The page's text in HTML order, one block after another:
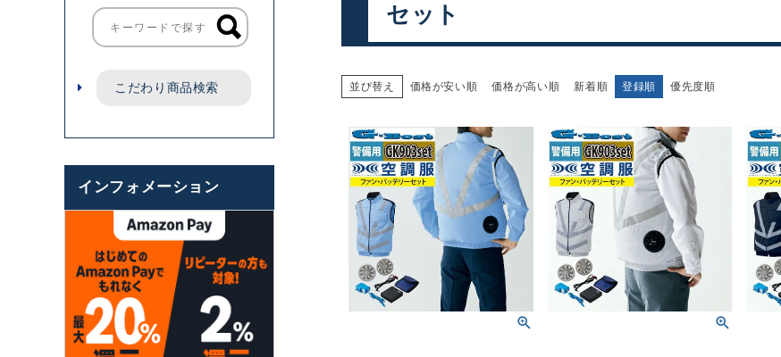
こだわり商品検索
インフォメーション
セット
並び替え 価格が安い順 価格が高い順 新着順 登録順 優先度順